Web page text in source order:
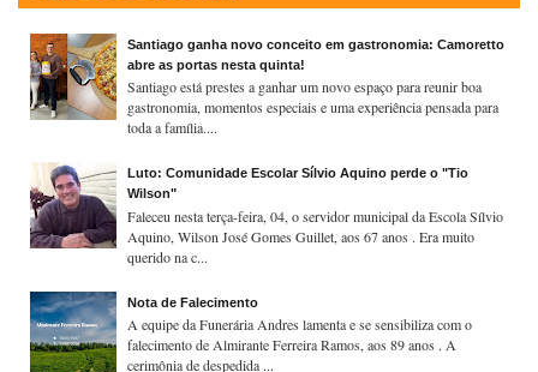
Santiago ganha novo conceito em gastronomia: Camoretto
abre as portas nesta quinta!
Santiago está prestes a ganhar um novo espaço para reunir boa
gastronomia, momentos especiais e uma experiência pensada para
toda a família....
Luto: Comunidade Escolar Sílvio Aquino perde o "Tio
Wilson"
Faleceu nesta terça-feira, 04, o servidor municipal da Escola Sílvio
Aquino, Wilson José Gomes Guillet, aos 67 anos . Era muito
querido na c...
Nota de Falecimento
A equipe da Funerária Andres lamenta e se sensibiliza com o
falecimento de Almirante Ferreira Ramos, aos 89 anos . A
cerimônia de despedida ...